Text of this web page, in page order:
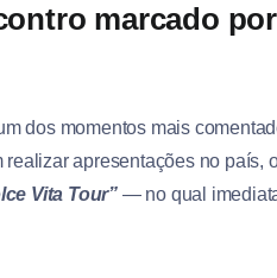
marcado
dos momentos mais
realizar apresentações no país,
Vita Tour” — no qual